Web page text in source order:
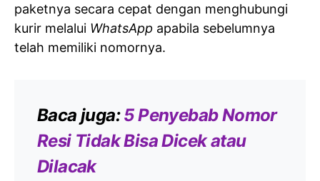
paketnya secara cepat dengan menghubungi
kurir melalui WhatsApp apabila sebelumnya
telah memiliki nomornya.
Baca juga:5 Penyebab Nomor
Resi Tidak Bisa Dicek atau
Dilacak